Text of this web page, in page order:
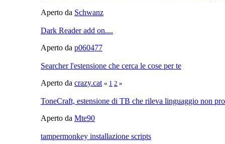
Aperto da Schwanz
Dark Reader add on....
Aperto da p060477
Searcher l'estensione che cerca le cose per te
Aperto da crazy.cat « 1 2 »
ToneCraft, estensione di TB che rileva linguaggio non
Aperto da Mte90
tampermonkey installazione scripts